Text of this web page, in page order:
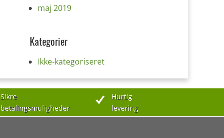
maj 2019
Kategorier
Ikke-kategoriseret
Sikre
betalingsmuligheder
Hurtig
levering